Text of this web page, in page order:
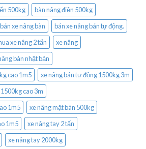
500kg
bàn nâng điện 500kg
bán xe nâng bàn
bán xe nâng bán tự động.
xe nâng 2 tấn
xe nâng
bàn nhật bản
cao 1m5
xe nâng bán tự động 1500kg 3m
cao 3m
1m5
xe nâng mặt bàn 500kg
1m5
xe nâng tay 2 tấn
xe nâng tay 2000kg